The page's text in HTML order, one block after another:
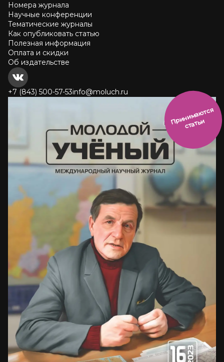
Номера журнала
Научные конференции
Тематические журналы
Как опубликовать статью
Полезная информация
Оплата и скидки
Об издательстве
+7 (843) 500-57-53info@moluch.ru
П
р
и
н
и
м
а
ют
с
я
ст
ать
и